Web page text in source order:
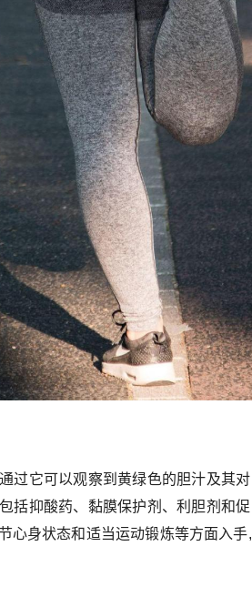
过它可以观察到黄绿色的胆汁及其
括抑酸药、黏膜保护剂、利胆剂和
心身状态和适当运动锻炼等方面入